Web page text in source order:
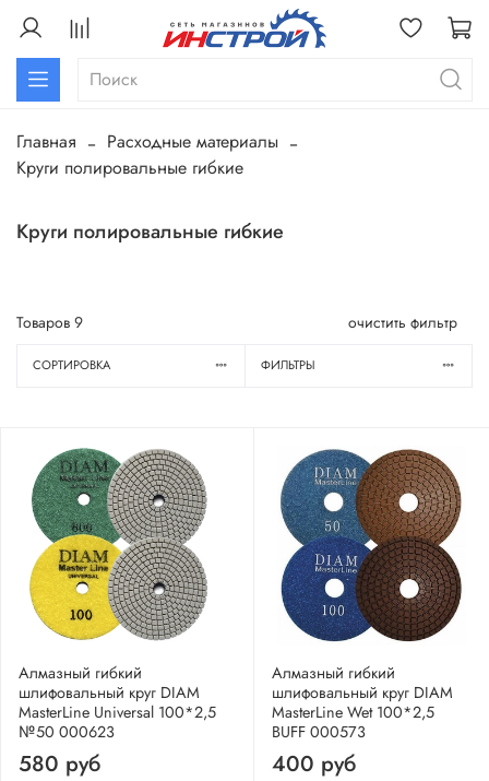
Главная
Расходные материалы
Круги полировальные гибкие
Круги полировальные гибкие
Товаров 9 очистить фильтр
СОРТИРОВКА ФИЛЬТРЫ
Алмазный гибкий
шлифовальный круг DIAM
MasterLine Universal 100*2,5
№50 000623
580 руб
Алмазный гибкий
шлифовальный круг DIAM
MasterLine Wet 100*2,5
BUFF 000573
400 руб